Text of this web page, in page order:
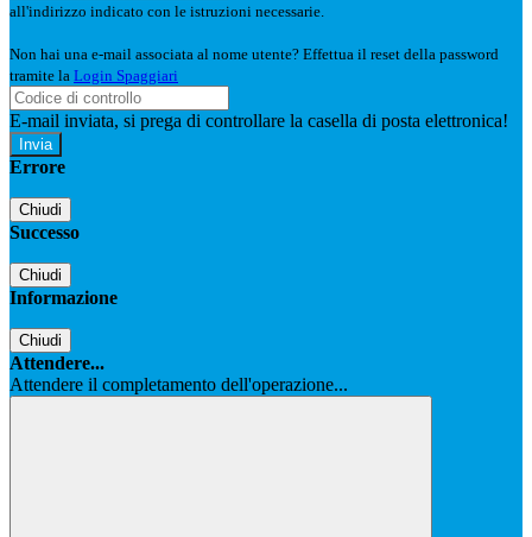
all'indirizzo indicato con le istruzioni necessarie.
Non hai una e-mail associata al nome utente? Effettua il reset della password
tramite la Login Spaggiari
E-mail inviata, si prega di controllare la casella di posta elettronica!
Errore
Chiudi
Successo
Chiudi
Informazione
Chiudi
Attendere...
Attendere il completamento dell'operazione...